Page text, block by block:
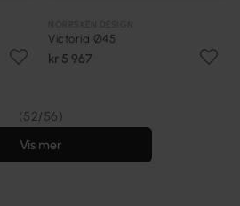
Victoria Ø45
kr 5 967
(52/56)
Vis mer